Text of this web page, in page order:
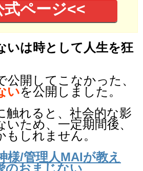
式ページ<<
いは時として人生を狂
公開してこなかった、
いを公開しました。
触れると、社会的な影
ため、一定期間後、
しれません。
様/管理人MAIが教え